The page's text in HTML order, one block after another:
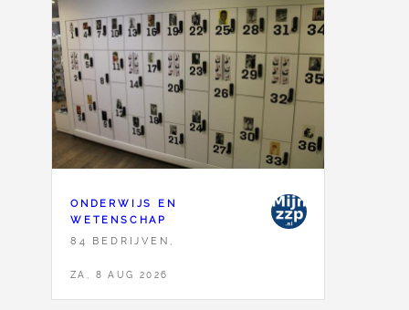
ONDERWIJS EN
WETENSCHAP
84 BEDRIJVEN,
ZA, 8 AUG 2026